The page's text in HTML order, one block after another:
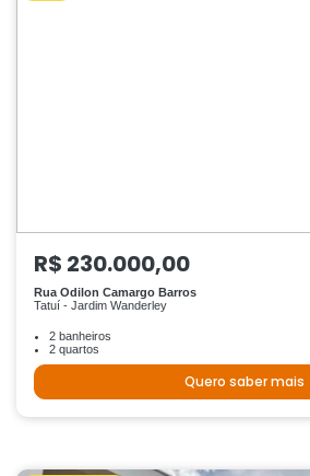
R$ 230.000,00
Rua Odilon Camargo Barros
Tatuí - Jardim Wanderley
2 banheiros
2 quartos
Quero saber mais